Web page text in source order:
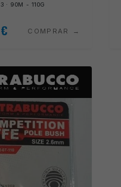
3 · 90M - 110G
€ COMPRAR